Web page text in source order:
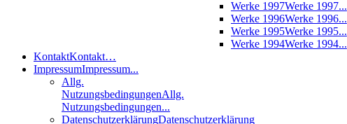
Werke 1997Werke 1997...
Werke 1996Werke 1996...
Werke 1995Werke 1995...
Werke 1994Werke 1994...
KontaktKontakt…
ImpressumImpressum...
Allg.
NutzungsbedingungenAllg.
Nutzungsbedingungen...
DatenschutzerklärungDatenschutzerklärung